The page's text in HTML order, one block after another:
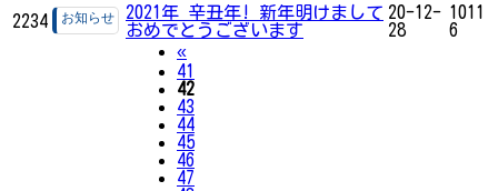
2234
2021年 辛丑年! 新年明けまして
おめでとうございます
20-12-
28
1011
6
«Previous
41
42
43
44
45
46
47